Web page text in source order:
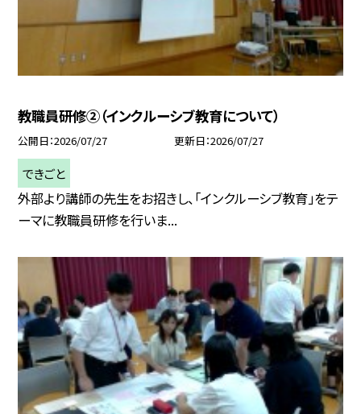
教職員研修②（インクルーシブ教育について）
公開日 2026/07/27 更新日 2026/07/27
できごと
外部より講師の先生をお招きし、「インクルーシブ教育」をテ
ーマに教職員研修を行いま...